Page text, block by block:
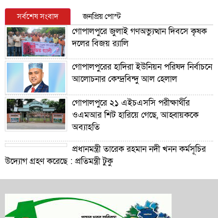
সর্বশেষ সংবাদ জনপ্রিয় পোস্ট
গোপালপুরে জুলাই গণঅভ্যুত্থান দিবসে কৃষক
দলের বিজয় র‍্যালি
গোপালপুরের হাদিরা ইউনিয়ন পরিষদ নির্বাচনে
আলোচনার কেন্দ্রবিন্দু আল হেলাল
গোপালপুরে ২১ এইচএসসি পরীক্ষার্থীর
ওএমআর শিট হারিয়ে গেছে, আহ্বায়ককে
অব্যাহতি
প্রধানমন্ত্রী তারেক রহমান নদী খনন কর্মসূচির
উদ্যোগ গ্রহণ করেছে : প্রতিমন্ত্রী টুকু
বিতরণ ও শ্রেষ্ঠ প্রধান শিক্ষকদের সংবর্ধনা